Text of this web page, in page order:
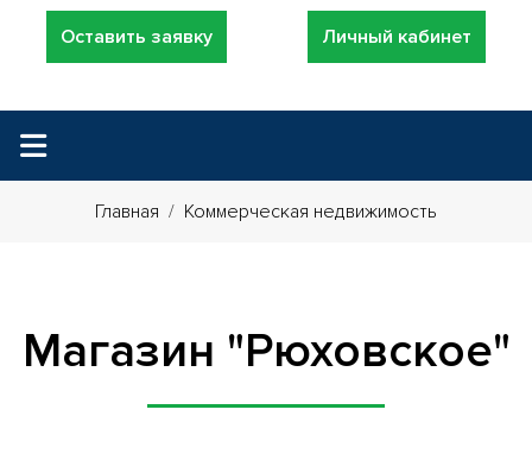
Оставить заявку Личный кабинет
Главная Коммерческая недвижимость
Магазин "Рюховское"